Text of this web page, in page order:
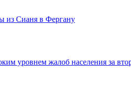
из Сианя в Фергану
уровнем жалоб населения за